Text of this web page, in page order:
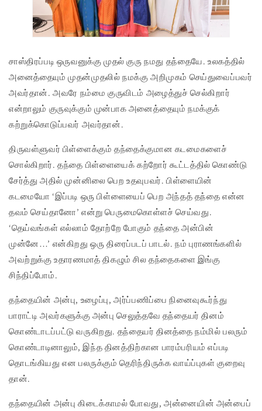
சாஸ்திரப்படி ஒருவனுக்கு முதல் குரு நமது தந்தையே. உலகத்தில்
அனைத்தையும் முதன்முதலில் நமக்கு அறிமுகம் செய்துவைப்பவர்
அவர்தான். அவரே நம்மை குருவிடம் அழைத்துச் செல்கிறார்
என்றாலும் குருவுக்கும் முன்பாக அனைத்தையும் நமக்குக்
கற்றுக்கொடுப்பவர் அவர்தான்.
திருவள்ளுவர் பிள்ளைக்கும் தந்தைக்குமான கடமைகளைச்
சொல்கிறார். தந்தை பிள்ளையைக் கற்றோர் கூட்டத்தில் கொண்டு
சேர்த்து அதில் முன்னிலை பெற உதவுபவர். பிள்ளையின்
கடமையோ ‘இப்படி ஒரு பிள்ளையைப் பெற அந்தத் தந்தை என்ன
தவம் செய்தானோ’ என்று பெருமைகொள்ளச் செய்வது.
‘தெய்வங்கள் எல்லாம் தோற்றே போகும் தந்தை அன்பின்
முன்னே…’ என்கிறது ஒரு திரைப்படப் பாடல். நம் புராணங்களில்
அவற்றுக்கு உதாரணமாத் திகழும் சில தந்தைகளை இங்கு
சிந்திப்போம்.
தந்தையின் அன்பு, உழைப்பு, அர்ப்பணிப்பை நினைவுகூர்ந்து
பாராட்டி அவர்களுக்கு அன்பு செலுத்தவே தந்தையர் தினம்
கொண்டாடப்பட்டு வருகிறது. தந்தையர் தினத்தை நம்மில் பலரும்
கொண்டாடினாலும், இந்த தினத்திற்கான பாரம்பரியம் எப்படி
தொடங்கியது என பலருக்கும் தெரிந்திருக்க வாய்ப்புகள் குறைவு
தான்.
தந்­தையின் அன்பு கிடைக்­காமல் போவது, அன்­னையின் அன்பைப்